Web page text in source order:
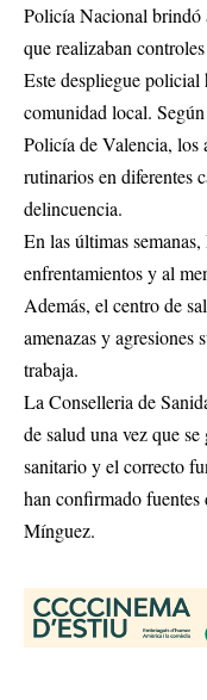
Policía Nacional brindó
que realizaban
Este despliegue policial
comunidad local.
Policía de Valencia, los
rutinarios en diferentes
delincuencia.
En las últimas
enfrentamientos y al
Además, el centro de
amenazas y agresiones
trabaja.
La Conselleria de
de salud una vez que
sanitario y el correcto
han confirmado
Mínguez.